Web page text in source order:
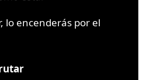
lo encenderás por el